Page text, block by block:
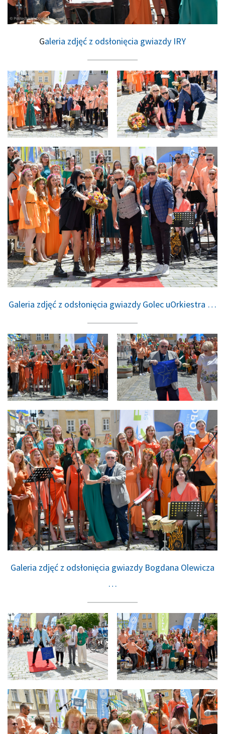
Galeria zdjęć z odsłonięcia gwiazdy IRY
Galeria zdjęć z odsłonięcia gwiazdy Golec uOrkiestra …
Galeria zdjęć z odsłonięcia gwiazdy Bogdana Olewicza
…